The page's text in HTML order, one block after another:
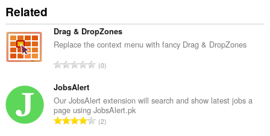
Related
Drag & DropZones
Replace the context menu with fancy Drag & DropZones
रे
की
कु
ल
0
JobsAlert
Our JobsAlert extension will search and show latest jobs a
page using JobsAlert.pk
रे2